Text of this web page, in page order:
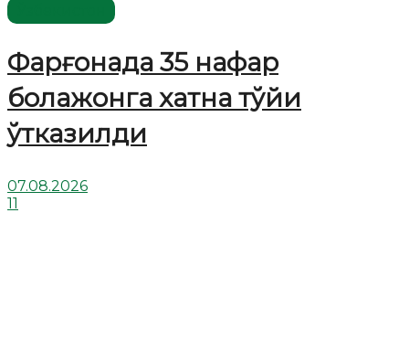
Фарғонада 35 нафар
болажонга хатна тўйи
ўтказилди
07.08.2026
11